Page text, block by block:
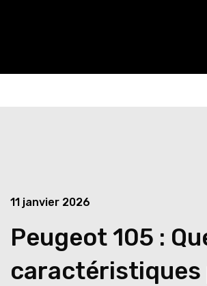
11 janvier 2026
Peugeot 105 :
caractéristiques